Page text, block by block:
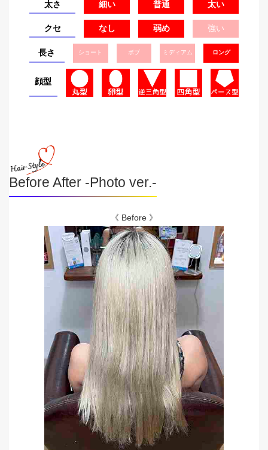
太さ 細い 普通 太い
クセ なし 弱め 強い
長さ ショート ボブ ミディアム ロング
顔型
Before After -Photo ver.-
《 Before 》